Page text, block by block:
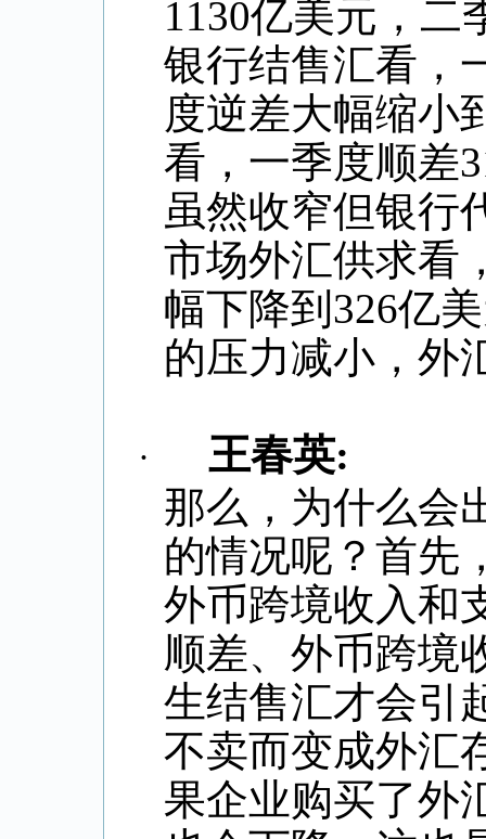
1130亿美元，二
银行结售汇看，
度逆差大幅缩小
看，一季度顺差
虽然收窄但银行
市场外汇供求看
幅下降到 326亿
的压力减小，外
· 王春英:
那么，为什么会
的情况呢？首先
外币跨境收入和
顺差、外币跨境
生结售汇才会引
不卖而变成外汇
果企业购买了外